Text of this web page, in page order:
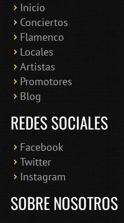
Inicio
Conciertos
Flamenco
Locales
Artistas
Promotores
Blog
REDES SOCIALES
Facebook
Twitter
Instagram
SOBRE NOSOTROS